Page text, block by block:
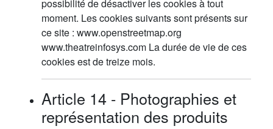
possibilité de désactiver les cookies à tout
moment. Les cookies suivants sont présents sur
ce site : www.openstreetmap.org
www.theatreinfosys.com La durée de vie de ces
cookies est de treize mois.
Article 14 - Photographies et
représentation des produits